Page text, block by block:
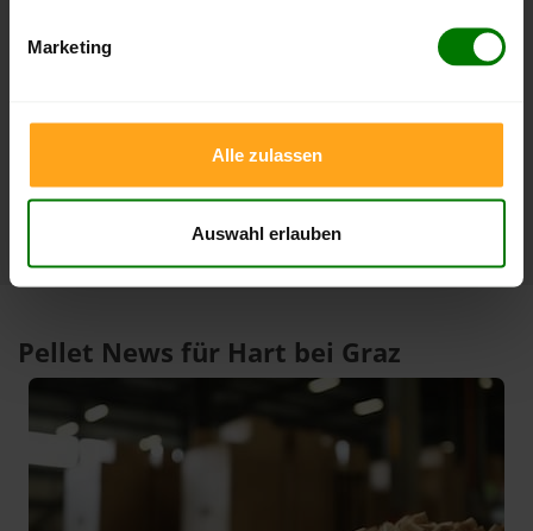
Marketing
Alle zulassen
Auswahl erlauben
08.07.2026
409,06 €
Pellet News für Hart bei Graz